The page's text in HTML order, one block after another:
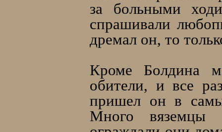
за больными
спрашивали
дремал он, то
Кроме Болдина
обители, и все
пришел он в
Много вяземцы